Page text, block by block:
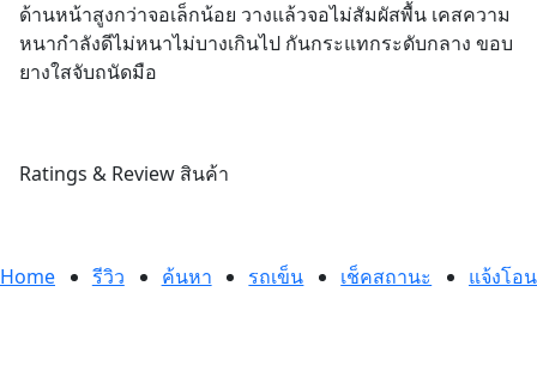
ด้านหน้าสูงกว่าจอเล็กน้อย วางแล้วจอไม่สัมผัสพื้น เคสความ
หนากำลังดีไม่หนาไม่บางเกินไป กันกระแทกระดับกลาง ขอบ
ยางใสจับถนัดมือ
Ratings & Review สินค้า
Home รีวิว ค้นหา รถเข็น เช็คสถานะ แจ้งโอน